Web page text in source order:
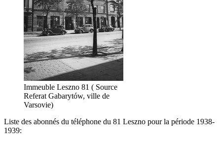
Immeuble Leszno 81 ( Source
Referat Gabarytów, ville de
Varsovie)
Liste des abonnés du téléphone du 81 Leszno pour la période 1938-
1939: